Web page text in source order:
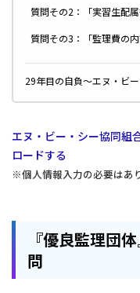
質問その2：「実習生配
質問その3：「監理費の内
29年目の自負～エヌ・ビ
エヌ・ビー・シー協同組
ロードする
※個人情報入力の必要はあ
『優良監理団
問